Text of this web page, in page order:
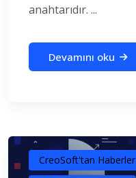
anahtarıdır. ...
Devamını oku
CreoSoft'tan Haberler